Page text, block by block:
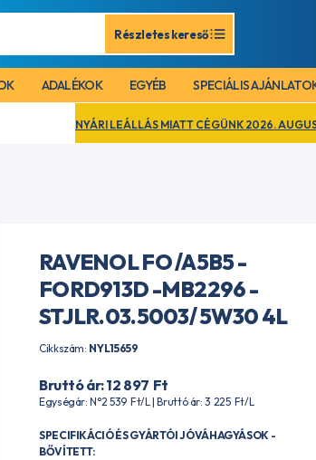
Részletes kereső
ADALÉKOK EGYÉB SPECIÁLIS
LEÁLLÁS MIATT CÉGÜNK 2026. AUGUSZTUS 17. –
RAVENOL FO /A5B5 -
FORD913D -MB2296 -
STJLR.03.5003/ 5W30 4L
Cikkszám: NYL15659
Bruttó ár: 12 897 Ft
Egységár: N°2 539 Ft/L | Bruttó ár: 3 225 Ft/L
SPECIFIKÁCIÓ ÉS GYÁRTÓI JÓVÁHAGYÁSOK -
BŐVÍTETT: